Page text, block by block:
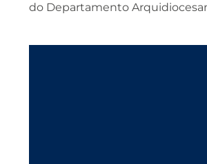
do Departamento